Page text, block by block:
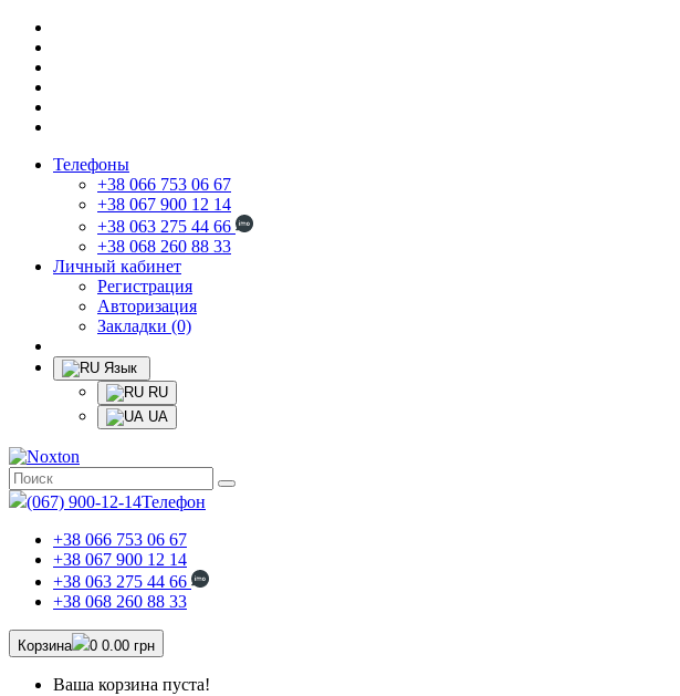
Телефоны
+38 066 753 06 67
+38 067 900 12 14
+38 063 275 44 66
+38 068 260 88 33
Личный кабинет
Регистрация
Авторизация
Закладки (0)
Язык
RU
UA
(067) 900-12-14Телефон
+38 066 753 06 67
+38 067 900 12 14
+38 063 275 44 66
+38 068 260 88 33
Корзина 0 0.00 грн
Ваша корзина пуста!